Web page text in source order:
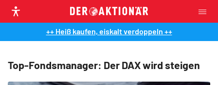
++ Heiß kaufen, eiskalt verdoppeln ++
Top-Fondsmanager: Der DAX wird steigen